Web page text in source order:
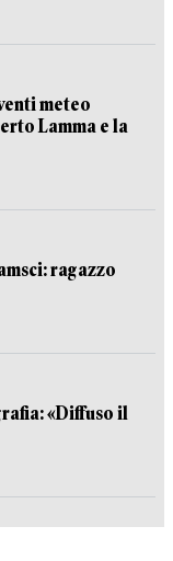
meteo
Lamma e la
ragazzo
«Diffuso il